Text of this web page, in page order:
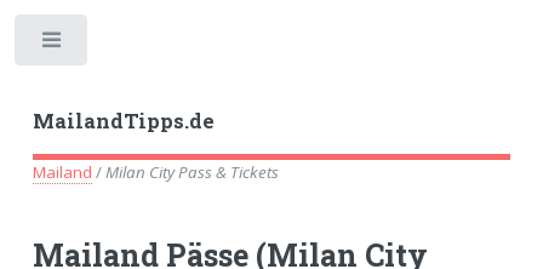
MailandTipps.de
Mailand /Milan City Pass & Tickets
Mailand Pässe (Milan City